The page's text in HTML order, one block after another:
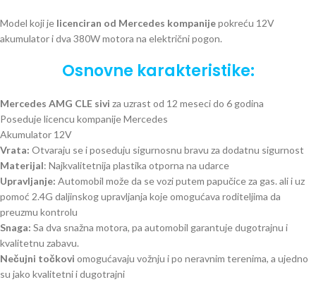
Model koji je licenciran od Mercedes kompanijepokreću 12V
akumulator i dva 380W motora na električni pogon.
Osnovne karakteristike:
Mercedes AMG CLE sivi za uzrast od 12 meseci do 6 godina
Poseduje licencu kompanije Mercedes
Akumulator 12V
Vrata: Otvaraju se i poseduju sigurnosnu bravu za dodatnu sigurnost
Materijal: Najkvalitetnija plastika otporna na udarce
Upravljanje: Automobil može da se vozi putem papučice za gas. ali i uz
pomoć 2.4G daljinskog upravljanja koje omogućava roditeljima da
preuzmu kontrolu
Snaga: Sa dva snažna motora, pa automobil garantuje dugotrajnu i
kvalitetnu zabavu.
Nečujni točkovi omogućavaju vožnju i po neravnim terenima, a ujedno
su jako kvalitetni i dugotrajni